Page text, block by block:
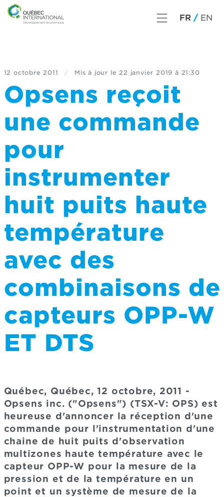
FR EN
12 octobre 2011 / Mis à jour le 22 janvier 2019 à 21:30
Opsens reçoit
une commande
pour
instrumenter
huit puits haute
température
avec des
combinaisons de
capteurs OPP-W
ET DTS
Québec, Québec, 12 octobre, 2011 -
Opsens inc. ("Opsens") (TSX-V: OPS) est
heureuse d'annoncer la réception d'une
commande pour l'instrumentation d'une
chaine de huit puits d'observation
multizones haute température avec le
capteur OPP-W pour la mesure de la
pression et de la température en un
point et un système de mesure de la